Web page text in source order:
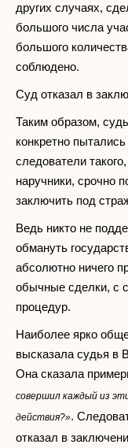
других случаях,
большого числа
большого
соблюдено.
Суд отказал в
Таким образом,
конкретно
следователи
наручники, срочно
заключить под
Ведь никто не
обмануть
абсолютно ничего
обычные сделки, с
процедур.
Наиболее ярко
высказала судья в
Она сказала
совершил каждый из
действия?».
отказал в